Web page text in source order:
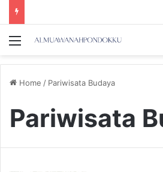
Menu
Home / Pariwisata Budaya
Pariwisata